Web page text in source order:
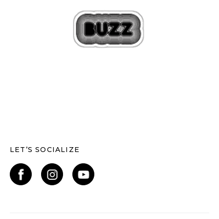
LET’S SOCIALIZE